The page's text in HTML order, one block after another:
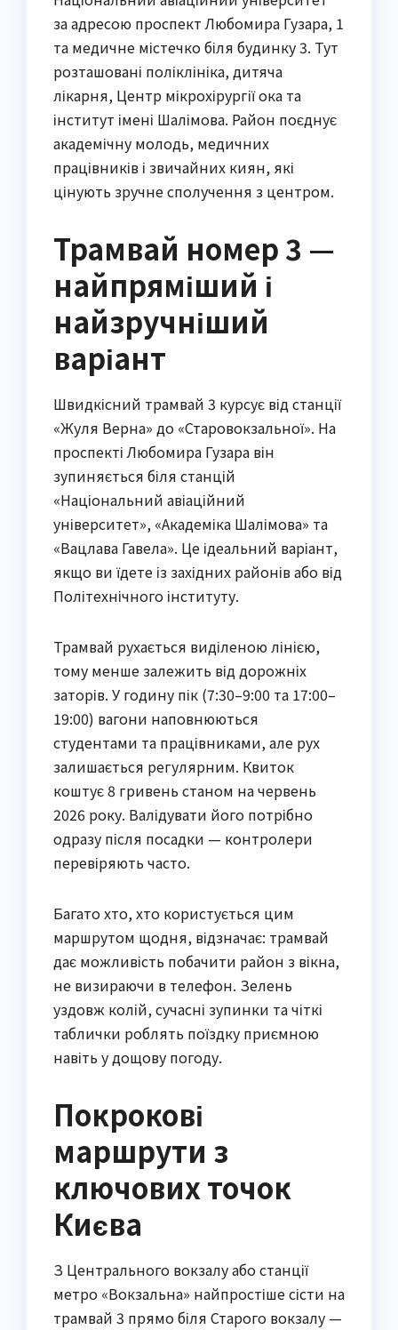
за адресою проспект Любомира Гузара, 1
та медичне містечко біля будинку 3. Тут
розташовані поліклініка, дитяча
лікарня, Центр мікрохірургії ока та
інститут імені Шалімова. Район поєднує
академічну молодь, медичних
працівників і звичайних киян, які
цінують зручне сполучення з центром.
Трамвай номер 3 —
найпряміший і
найзручніший
варіант
Швидкісний трамвай 3 курсує від станції
«Жуля Верна» до «Старовокзальної». На
проспекті Любомира Гузара він
зупиняється біля станцій
«Національний авіаційний
університет», «Академіка Шалімова» та
«Вацлава Гавела». Це ідеальний варіант,
якщо ви їдете із західних районів або від
Політехнічного інституту.
Трамвай рухається виділеною лінією,
тому менше залежить від дорожніх
заторів. У годину пік (7:30–9:00 та 17:00–
19:00) вагони наповнюються
студентами та працівниками, але рух
залишається регулярним. Квиток
коштує 8 гривень станом на червень
2026 року. Валідувати його потрібно
одразу після посадки — контролери
перевіряють часто.
Багато хто, хто користується цим
маршрутом щодня, відзначає: трамвай
дає можливість побачити район з вікна,
не визираючи в телефон. Зелень
уздовж колій, сучасні зупинки та чіткі
таблички роблять поїздку приємною
навіть у дощову погоду.
Покрокові
маршрути з
ключових точок
Києва
З Центрального вокзалу або станції
метро «Вокзальна» найпростіше сісти на
трамвай 3 прямо біля Старого вокзалу —